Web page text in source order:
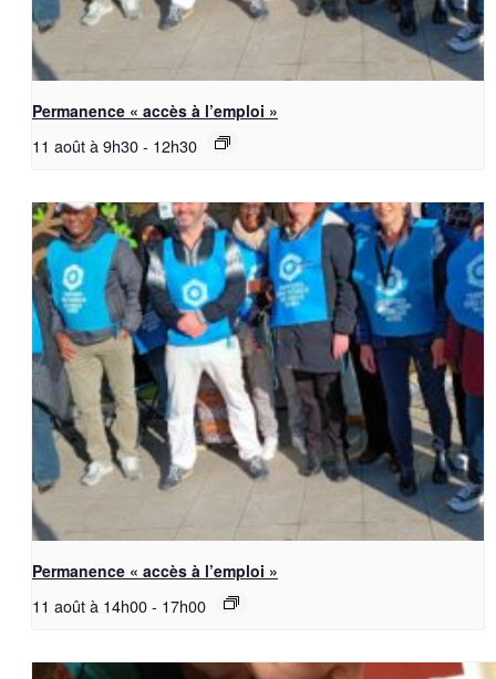
Permanence « accès à l’emploi »
11 août à 9h30- 12h30
Permanence « accès à l’emploi »
11 août à 14h00- 17h00